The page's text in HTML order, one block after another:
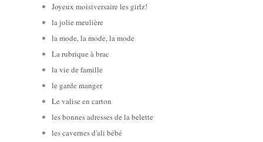
Joyeux moisiversaire les girlz!
la jolie meulière
la mode, la mode, la mode
La rubrique à brac
la vie de famille
le garde manger
Le valise en carton
les bonnes adresses de la belette
les cavernes d'ali bébé